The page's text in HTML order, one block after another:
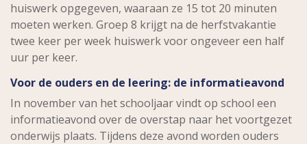
huiswerk opgegeven, waaraan ze 15 tot 20 minuten
moeten werken. Groep 8 krijgt na de herfstvakantie
twee keer per week huiswerk voor ongeveer een half
uur per keer.
Voor de ouders en de leering: de informatieavond
In november van het schooljaar vindt op school een
informatieavond over de overstap naar het voortgezet
onderwijs plaats. Tijdens deze avond worden ouders